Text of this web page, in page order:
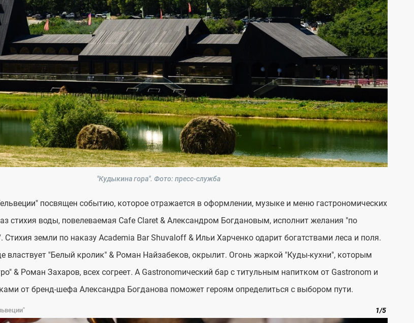
"Кудыкина гора". Фото: пресс-служба
посвящен событию, которое отражается в оформлении, музыке и меню гастрономических
стихия воды, повелеваемая Cafe Claret & Александром Богдановым, исполнит желания "по
земли по наказу Academia Bar Shuvaloff & Ильи Харченко одарит богатствами леса и поля.
властвует "Белый кролик" & Роман Найзабеков, окрылит. Огонь жаркой "Куды-кухни", которым
& Роман Захаров, всех согреет. А Gastronomический бар с титульным напитком от Gastronom и
от бренд-шефа Александра Богданова поможет героям определиться с выбором пути.
1/5